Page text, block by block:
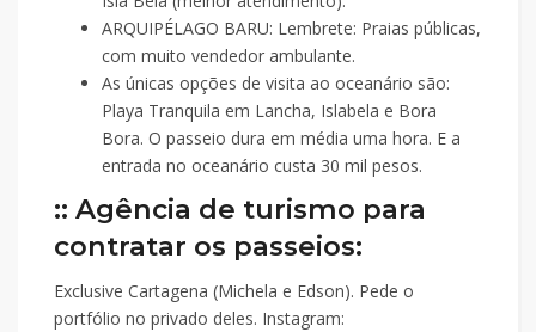
ARQUIPÉLAGO BARU: Lembrete: Praias públicas,
com muito vendedor ambulante.
As únicas opções de visita ao oceanário são:
Playa Tranquila em Lancha, Islabela e Bora
Bora. O passeio dura em média uma hora. E a
entrada no oceanário custa 30 mil pesos.
:: Agência de turismo para
contratar os passeios:
Exclusive Cartagena (Michela e Edson). Pede o
portfólio no privado deles. Instagram: